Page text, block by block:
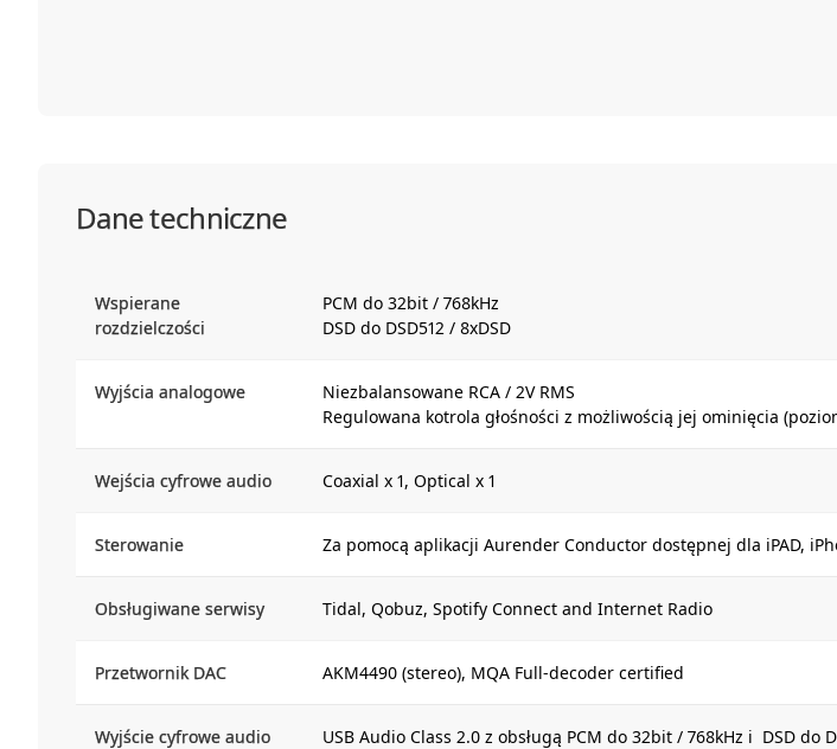
Dane techniczne
Wspierane
rozdzielczości
PCM do 32bit / 768kHz
DSD do DSD512 / 8xDSD
Wyjścia analogowe
Niezbalansowane RCA / 2V RMS
Regulowana kotrola głośności z możliwością jej ominięcia
Wejścia cyfrowe audio Coaxial x 1, Optical x 1
Sterowanie Za pomocą aplikacji Aurender Conductor dostępnej dla iPAD,
Obsługiwane serwisy Tidal, Qobuz, Spotify Connect and Internet Radio
Przetwornik DAC AKM4490 (stereo), MQA Full-decoder certified
Wyjście cyfrowe audio USB Audio Class 2.0 z obsługą PCM do 32bit / 768kHz i DSD do